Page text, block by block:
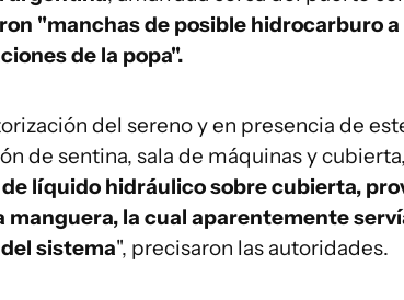
"manchas de posible hidrocarburo a
de la popa".
del sereno y en presencia de
de sentina, sala de máquinas y
líquido hidráulico sobre cubierta,
manguera, la cual aparentemente
sistema", precisaron las autoridades.